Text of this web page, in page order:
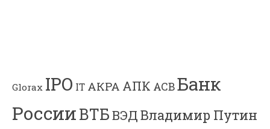
Glorax IPO IT АКРА АПК АСВБанк
РоссииВТБВЭДВладимир Путин